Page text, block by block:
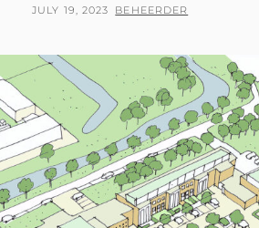
POSTED
JULY 19, 2023 BY
BEHEERDER